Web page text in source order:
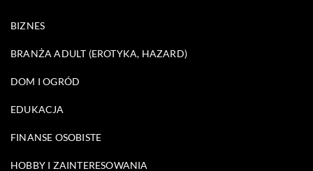
BIZNES
BRANŻA ADULT (EROTYKA, HAZARD)
DOM I OGRÓD
EDUKACJA
FINANSE OSOBISTE
HOBBY I ZAINTERESOWANIA